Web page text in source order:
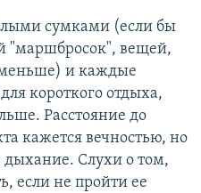
сумками (если бы
"маршбросок", вещей,
меньше) и каждые
короткого отдыха,
Расстояние до
кажется вечностью, но
дыхание. Слухи о том,
если не пройти ее